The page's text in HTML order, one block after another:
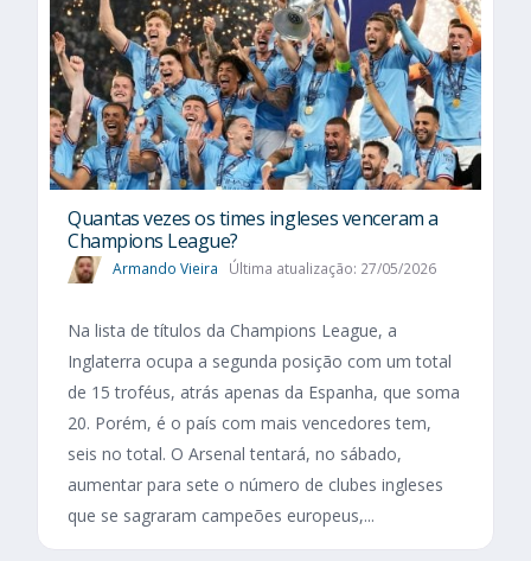
Quantas vezes os times ingleses venceram a
Champions League?
Armando Vieira Última atualização: 27/05/2026
Na lista de títulos da Champions League, a
Inglaterra ocupa a segunda posição com um total
de 15 troféus, atrás apenas da Espanha, que soma
20. Porém, é o país com mais vencedores tem,
seis no total. O Arsenal tentará, no sábado,
aumentar para sete o número de clubes ingleses
que se sagraram campeões europeus,...